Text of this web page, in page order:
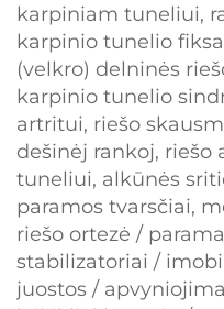
karpiniam tuneliui,
karpinio tunelio
(velkro) delninės
karpinio tunelio
artritui, riešo
dešinėj rankoj,
tuneliui, alkūnės
paramos tvarsčiai,
riešo ortezė /
stabilizatoriai /
juostos /